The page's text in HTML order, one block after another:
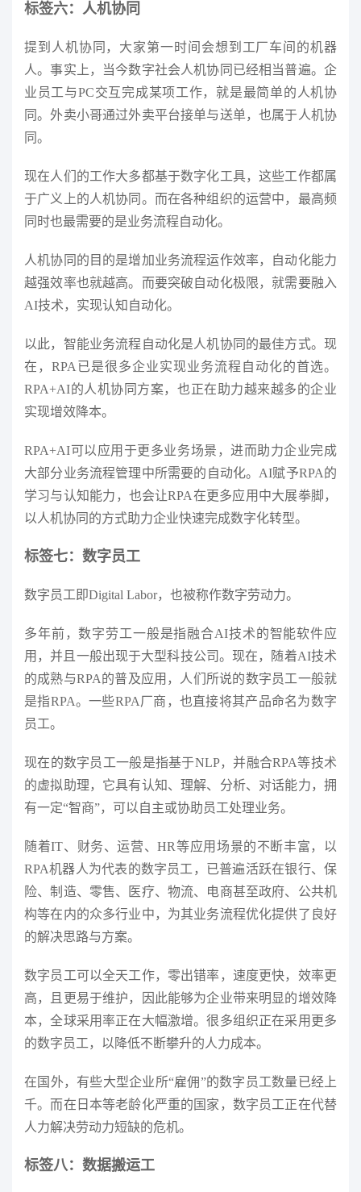
标签六：人机协同
提到人机协同，大家第一时间会想到工厂车间的机器
人。事实上，当今数字社会人机协同已经相当普遍。企
业员工与PC交互完成某项工作，就是最简单的人机协
同。外卖小哥通过外卖平台接单与送单，也属于人机协
同。
现在人们的工作大多都基于数字化工具，这些工作都属
于广义上的人机协同。而在各种组织的运营中，最高频
同时也最需要的是业务流程自动化。
人机协同的目的是增加业务流程运作效率，自动化能力
越强效率也就越高。而要突破自动化极限，就需要融入
AI技术，实现认知自动化。
以此，智能业务流程自动化是人机协同的最佳方式。现
在，RPA已是很多企业实现业务流程自动化的首选。
RPA+AI的人机协同方案，也正在助力越来越多的企业
实现增效降本。
RPA+AI可以应用于更多业务场景，进而助力企业完成
大部分业务流程管理中所需要的自动化。AI赋予RPA的
学习与认知能力，也会让RPA在更多应用中大展拳脚，
以人机协同的方式助力企业快速完成数字化转型。
标签七：数字员工
数字员工即Digital Labor，也被称作数字劳动力。
多年前，数字劳工一般是指融合AI技术的智能软件应
用，并且一般出现于大型科技公司。现在，随着AI技术
的成熟与RPA的普及应用，人们所说的数字员工一般就
是指RPA。一些RPA厂商，也直接将其产品命名为数字
员工。
现在的数字员工一般是指基于NLP，并融合RPA等技术
的虚拟助理，它具有认知、理解、分析、对话能力，拥
有一定“智商”，可以自主或协助员工处理业务。
随着IT、财务、运营、HR等应用场景的不断丰富，以
RPA机器人为代表的数字员工，已普遍活跃在银行、保
险、制造、零售、医疗、物流、电商甚至政府、公共机
构等在内的众多行业中，为其业务流程优化提供了良好
的解决思路与方案。
数字员工可以全天工作，零出错率，速度更快，效率更
高，且更易于维护，因此能够为企业带来明显的增效降
本，全球采用率正在大幅激增。很多组织正在采用更多
的数字员工，以降低不断攀升的人力成本。
在国外，有些大型企业所“雇佣”的数字员工数量已经上
千。而在日本等老龄化严重的国家，数字员工正在代替
人力解决劳动力短缺的危机。
标签八：数据搬运工